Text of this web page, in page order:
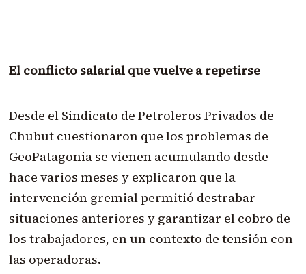
El conflicto salarial que vuelve a repetirse
Desde el Sindicato de Petroleros Privados de
Chubut cuestionaron que los problemas de
GeoPatagonia se vienen acumulando desde
hace varios meses y explicaron que la
intervención gremial permitió destrabar
situaciones anteriores y garantizar el cobro de
los trabajadores, en un contexto de tensión con
las operadoras.